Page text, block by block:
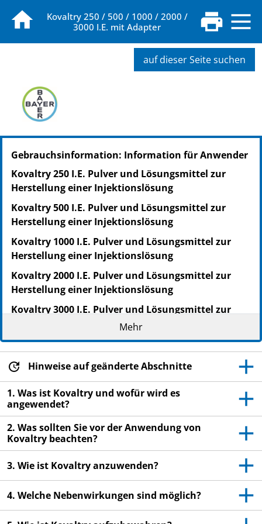
Kovaltry 250 / 500 / 1000 / 2000 /
3000 I.E. mit Adapter
auf dieser Seite suchen
PZN: 11083302
PPN: 111108330262
NTIN: 04150110833022
Gebrauchsinformation: Information für Anwender
Kovaltry 250 I.E. Pulver und Lösungsmittel zur
Herstellung einer Injektionslösung
Kovaltry 500 I.E. Pulver und Lösungsmittel zur
Herstellung einer Injektionslösung
Kovaltry 1000 I.E. Pulver und Lösungsmittel zur
Herstellung einer Injektionslösung
Kovaltry 2000 I.E. Pulver und Lösungsmittel zur
Herstellung einer Injektionslösung
Kovaltry 3000 I.E. Pulver und Lösungsmittel zur
Herstellung einer Injektionslösung
Octocog alfa (Rekombinanter humaner
durch, bevor Sie mit der Anwendung dieses
Arzneimittels beginnen, denn sie enthält wichtige
Informationen.
Heben Sie die Packungsbeilage auf. Vielleicht
möchten Sie diese später nochmals lesen.
Wenn Sie weitere Fragen haben, wenden Sie sich
an Ihren Arzt oder Apotheker.
Dieses Arzneimittel wurde Ihnen persönlich
verschrieben. Geben Sie es nicht an Dritte weiter.
Mehr
Hinweise auf geänderte Abschnitte
1. Was ist Kovaltry und wofür wird es
angewendet?
2. Was sollten Sie vor der Anwendung von
Kovaltry beachten?
3. Wie ist Kovaltry anzuwenden?
4. Welche Nebenwirkungen sind möglich?